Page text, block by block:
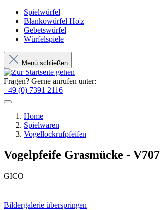
Spielwürfel
Blankowürfel Holz
Gebetswürfel
Würfelspiele
Menü schließen
Fragen? Gerne anrufen unter:
+49 (0) 7391 2116
Home
Spielwaren
Vogellockrufpfeifen
Vogelpfeife Grasmücke - V707
GICO
Bildergalerie überspringen